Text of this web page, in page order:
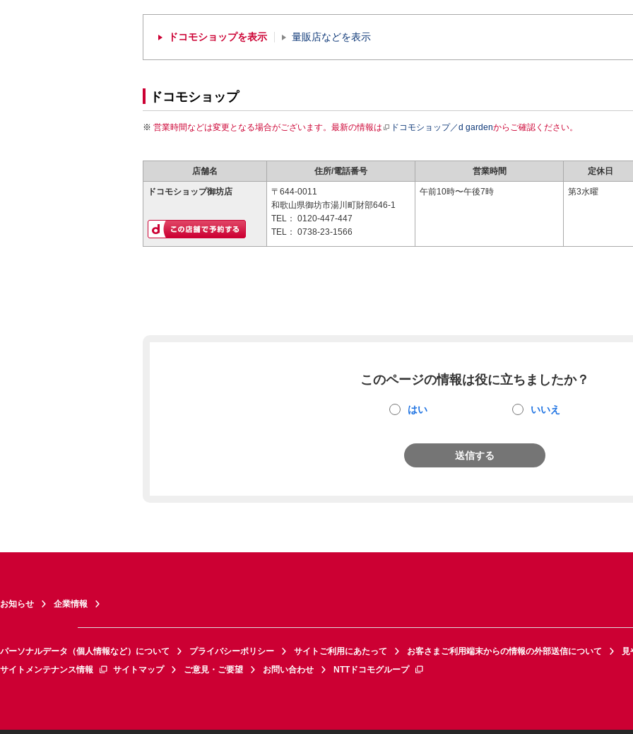
ドコモショップを表示 量販店などを表示
ドコモショップ
営業時間などは変更となる場合がございます。最新の情報は ドコモショップ／d gardenからご確認ください。
店舗名 住所/電話番号 営業時間 定休日
ドコモショップ御坊店
〒644-0011
和歌山県御坊市湯川町財部646-1
TEL： 0120-447-447
TEL： 0738-23-1566
午前10時〜午後7時 第3水曜
このページの情報は役に立ちましたか？
はい いいえ
送信する
お知らせ 企業情報
パーソナルデータ（個人情報など）について プライバシーポリシー サイトご利用にあたって お客さまご利用端末からの情報の外部送信について
見
サイトメンテナンス情報
サイトマップ ご意見・ご要望 お問い合わせ NTTドコモグループ